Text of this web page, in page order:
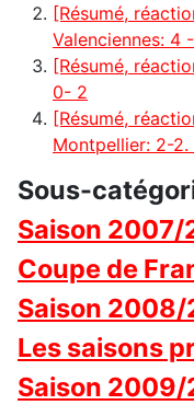
[Résumé,
Valenciennes: 4
[Résumé,
0- 2
[Résumé,
Montpellier: 2-2.
Sous-
Saison
Coupe de
Saison
Les saisons
Saison 2009/